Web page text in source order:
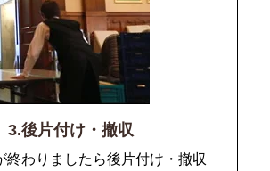
3.後片付け・撤収
終わりましたら後片付け・撤収